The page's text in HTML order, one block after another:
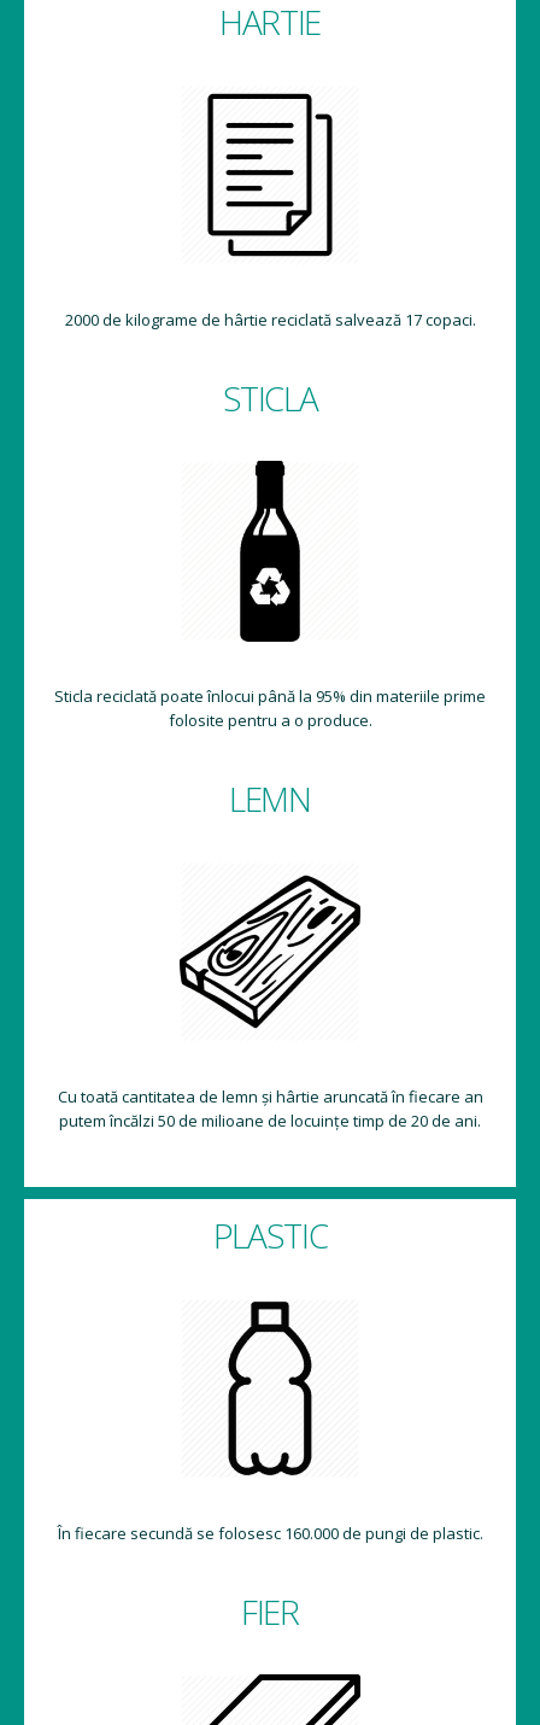
HARTIE
2000 de kilograme de hârtie reciclată salvează 17 copaci.
STICLA
Sticla reciclată poate înlocui până la 95% din materiile prime
folosite pentru a o produce.
LEMN
Cu toată cantitatea de lemn și hârtie aruncată în fiecare an
putem încălzi 50 de milioane de locuințe timp de 20 de ani.
PLASTIC
În fiecare secundă se folosesc 160.000 de pungi de plastic.
FIER